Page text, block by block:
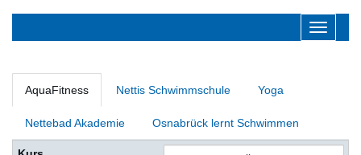
AquaFitness Nettis Schwimmschule Yoga
Nettebad Akademie Osnabrück lernt Schwimmen